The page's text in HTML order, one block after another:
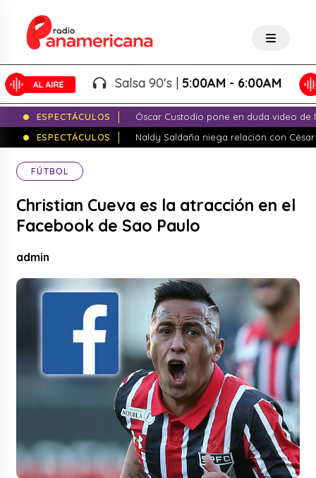
Salsa 90's |5:00AM - 6:00AM
ESPECTÁCULOS
Óscar Custodio pone en duda video de
ESPECTÁCULOS
Naldy Saldaña niega relación con
FÚTBOL
Christian Cueva es la atracción en el
Facebook de Sao Paulo
admin